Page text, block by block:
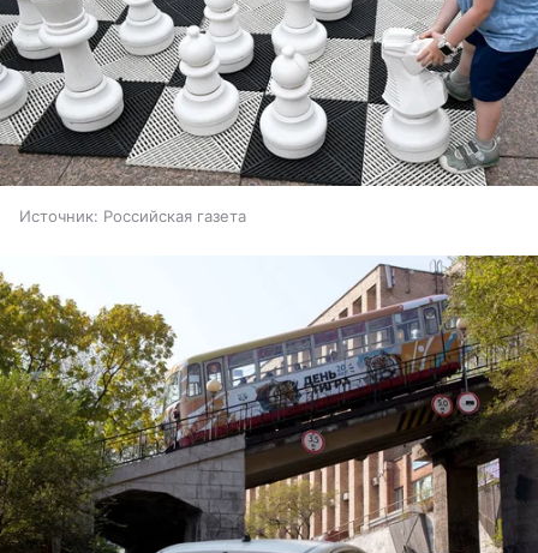
Источник: Российская газета